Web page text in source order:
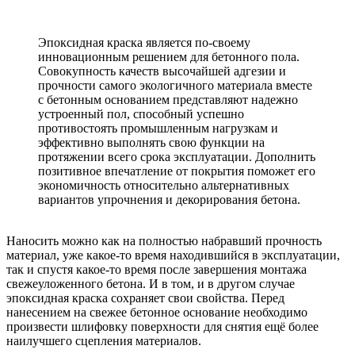
Эпоксидная краска является по-своему
инновационным решением для бетонного пола.
Совокупность качеств высочайшей адгезии и
прочности самого экологичного материала вместе
с бетонным основанием представляют надежно
устроенный пол, способный успешно
противостоять промышленным нагрузкам и
эффективно выполнять свою функции на
протяжении всего срока эксплуатации. Дополнить
позитивное впечатление от покрытия поможет его
экономичность относительно альтернативных
вариантов упрочнения и декорирования бетона.
Наносить можно как на полностью набравший прочность
материал, уже какое-то время находившийся в эксплуатации,
так и спустя какое-то время после завершения монтажа
свежеуложенного бетона. И в том, и в другом случае
эпоксидная краска сохраняет свои свойства. Перед
нанесением на свежее бетонное основание необходимо
произвести шлифовку поверхности для снятия ещё более
наилучшего сцепления материалов.